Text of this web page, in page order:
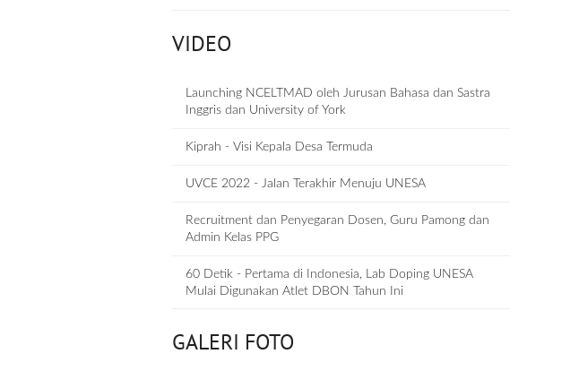
VIDEO
Launching NCELTMAD oleh Jurusan Bahasa dan Sastra
Inggris dan University of York
Kiprah - Visi Kepala Desa Termuda
UVCE 2022 - Jalan Terakhir Menuju UNESA
Recruitment dan Penyegaran Dosen, Guru Pamong dan
Admin Kelas PPG
60 Detik - Pertama di Indonesia, Lab Doping UNESA
Mulai Digunakan Atlet DBON Tahun Ini
GALERI FOTO